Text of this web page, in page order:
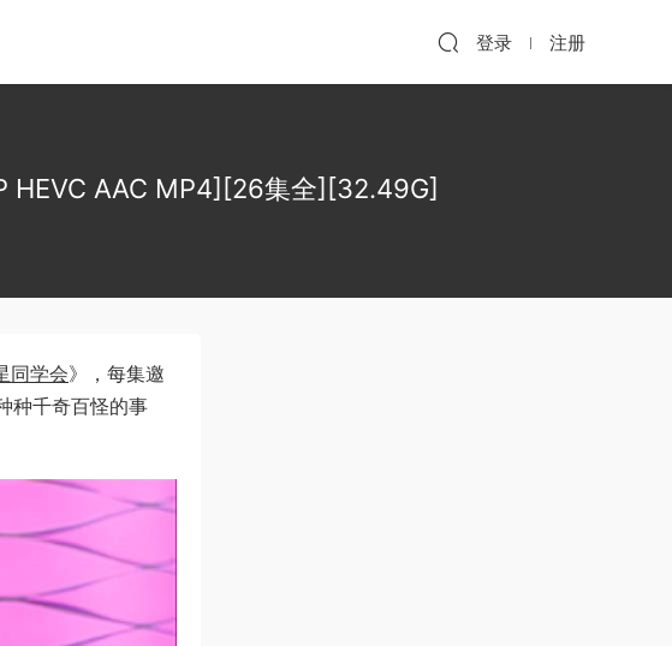
登录 注册
HEVC AAC MP4][26集全][32.49G]
同学会》，每集邀
种千奇百怪的事